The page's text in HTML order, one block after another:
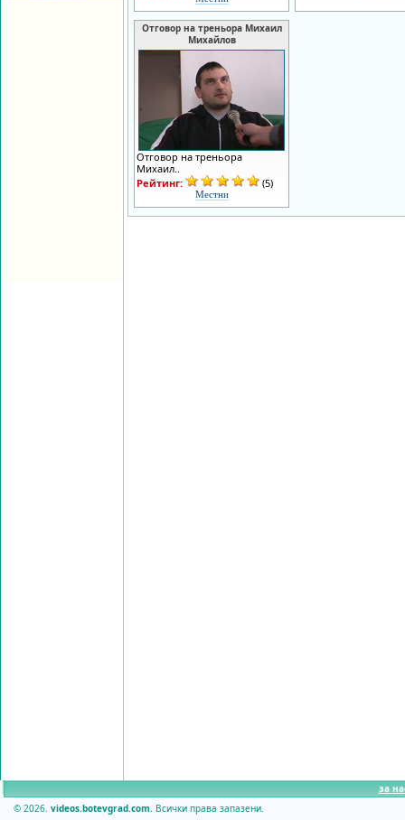
Отговор на треньора Михаил
Михайлов
Отговор на треньора
Михаил..
Рейтинг:
(5)
Местни
за
© 2026. videos.botevgrad.com. Всички права запазени.